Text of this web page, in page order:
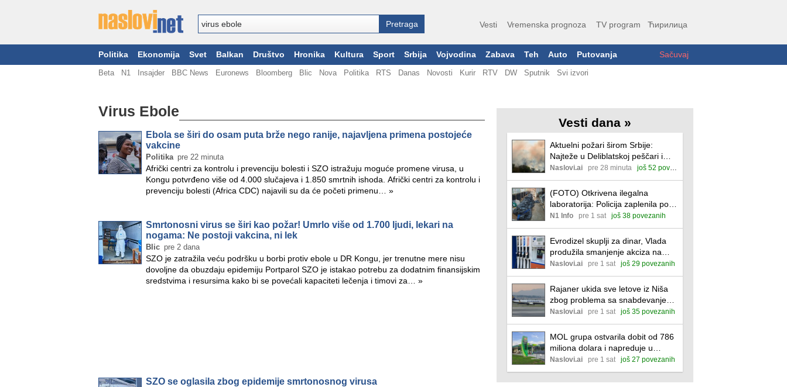
Vesti Vremenska prognoza TV program Ћирилица
Politika Ekonomija Svet Balkan Društvo Hronika Kultura Sport Srbija Vojvodina Zabava Teh Auto Putovanja Sačuvaj
Beta N1 Insajder BBC News Euronews Bloomberg Blic Nova Politika RTS Danas Novosti Kurir RTV DW Sputnik Svi izvori
Virus Ebole
Ebola se širi do osam puta brže nego ranije, najavljena primena postojeće
vakcine
Politika pre 22 minuta
Afrički centri za kontrolu i prevenciju bolesti i SZO istražuju moguće promene virusa, u
Kongu potvrđeno više od 4.000 slučajeva i 1.850 smrtnih ishoda. Afrički centri za kontrolu i
prevenciju bolesti (Africa CDC) najavili su da će početi primenu… »
Smrtonosni virus se širi kao požar! Umrlo više od 1.700 ljudi, lekari na
nogama: Ne postoji vakcina, ni lek
Blic pre 2 dana
SZO je zatražila veću podršku u borbi protiv ebole u DR Kongu, jer trenutne mere nisu
dovoljne da obuzdaju epidemiju Portparol SZO je istakao potrebu za dodatnim finansijskim
sredstvima i resursima kako bi se povećali kapaciteti lečenja i timovi za… »
SZO se oglasila zbog epidemije smrtonosnog virusa
Vesti dana »
Aktuelni požari širom Srbije:
Najteže u Deliblatskoj peščari i
Ibarskoj klisuri
Naslovi.ai pre 28 minuta još 52 povezane
(FOTO) Otkrivena ilegalna
laboratorija: Policija zaplenila pola
tone marihuane i uhapsila šest
osoba
N1 Info pre 1 sat još 38 povezanih
Evrodizel skuplji za dinar, Vlada
produžila smanjenje akciza na
gorivo
Naslovi.ai pre 1 sat još 29 povezanih
Rajaner ukida sve letove iz Niša
zbog problema sa snabdevanjem
gorivom
Naslovi.ai pre 1 sat još 35 povezanih
MOL grupa ostvarila dobit od 786
miliona dolara i napreduje u
pregovorima o NIS-u
Naslovi.ai pre 1 sat još 27 povezanih